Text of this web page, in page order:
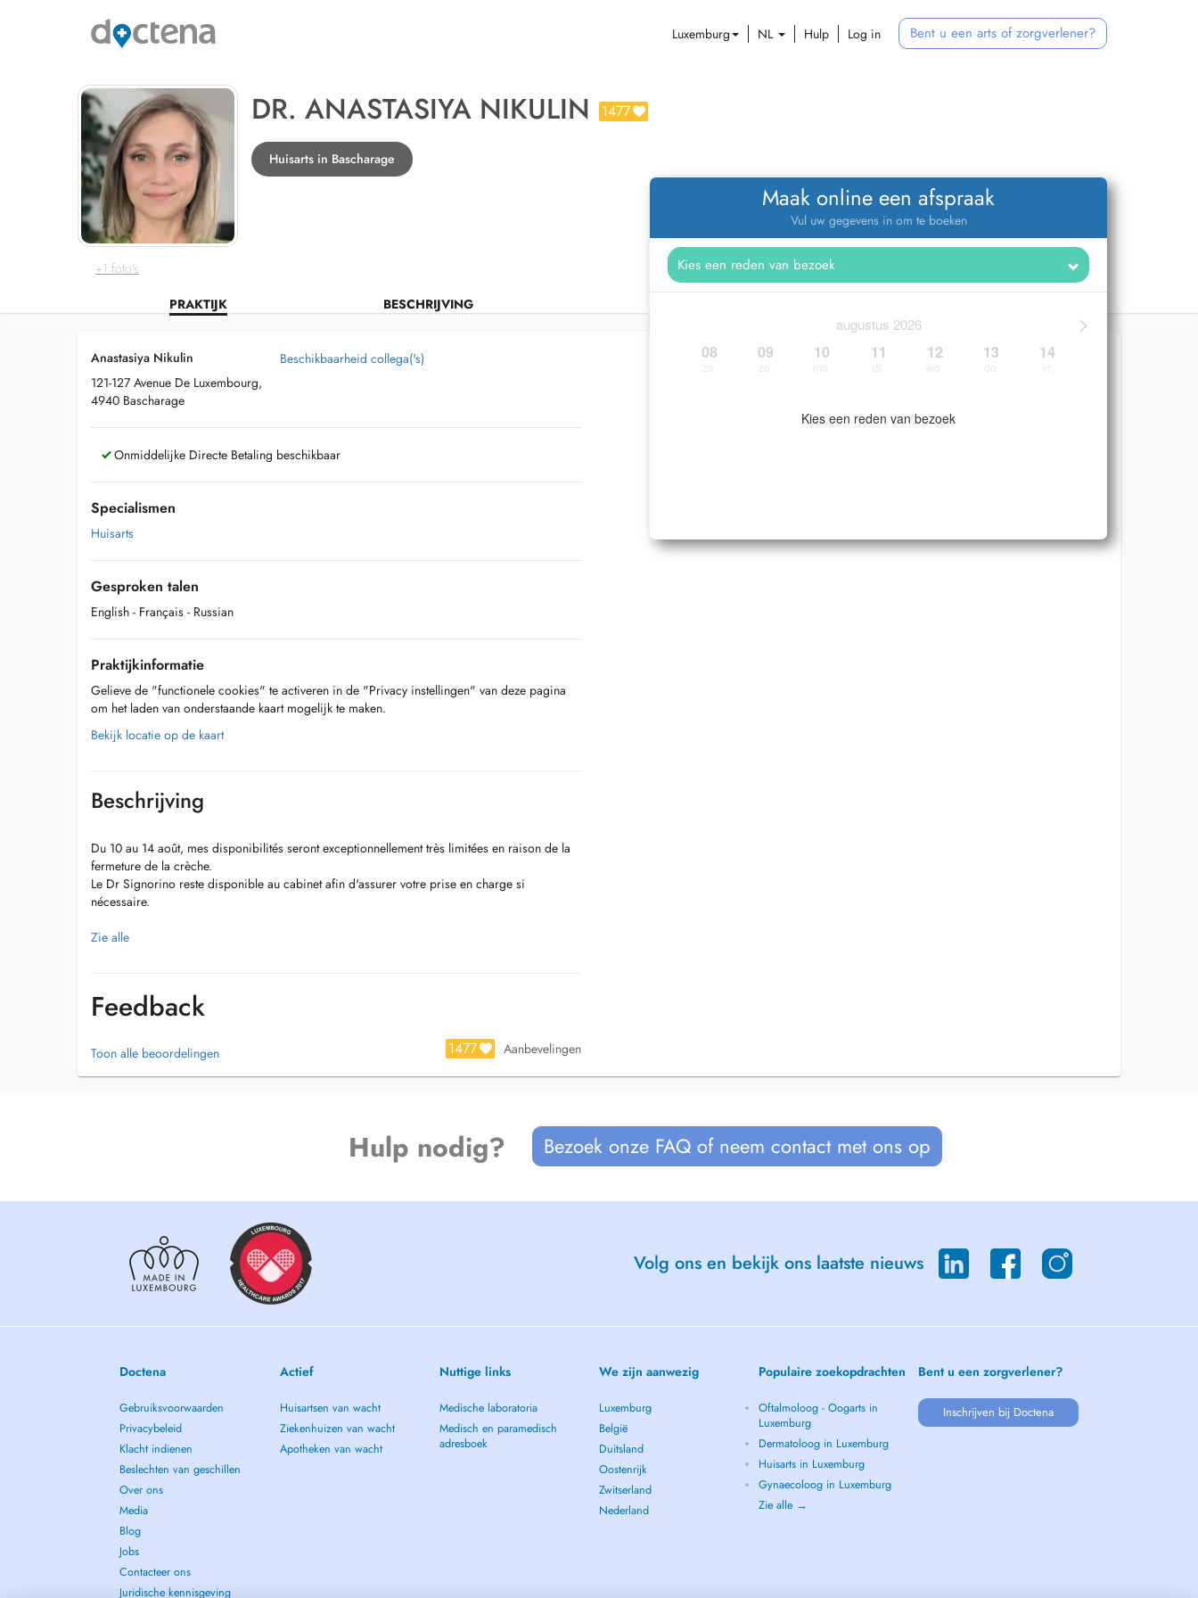
Luxemburg NL Hulp Log in Bent u een arts of zorgverlener?
+1 foto's
DR. ANASTASIYA NIKULIN 1477
Huisarts in Bascharage
PRAKTIJK BESCHRIJVING
Maak online een afspraak
Vul uw gegevens in om te boeken
>
augustus 2026
08 09 10 11 12 13 14
Kies een reden van bezoek
Anastasiya Nikulin
121-127 Avenue De Luxembourg,
4940 Bascharage
Beschikbaarheid collega('s)
Onmiddelijke Directe Betaling beschikbaar
Specialismen
Huisarts
Gesproken talen
English - Français - Russian
Praktijkinformatie
Gelieve de "functionele cookies" te activeren in de "Privacy instellingen" van deze pagina
om het laden van onderstaande kaart mogelijk te maken.
Bekijk locatie op de kaart
Beschrijving
Du 10 au 14 août, mes disponibilités seront exceptionnellement très limitées en raison de la
fermeture de la crèche.
Le Dr Signorino reste disponible au cabinet afin d'assurer votre prise en charge si
nécessaire.
Des créneaux urgents sont ouverts chaque jour par téléphone, en priorité pour les patients
déjà suivis au cabinet.
Le Dr Gelo Signorino Jordan est également disponible dans notre cabinet.
Merci pour votre compréhension et votre confiance.
Zie alle
Feedback
Toon alle beoordelingen 1477 Aanbevelingen
Hulp nodig? Bezoek onze FAQ of neem contact met ons op
Volg ons en bekijk ons laatste nieuws
Doctena
Gebruiksvoorwaarden
Privacybeleid
Klacht indienen
Beslechten van geschillen
Over ons
Media
Blog
Jobs
Contacteer ons
Juridische kennisgeving
Actief
Huisartsen van wacht
Ziekenhuizen van wacht
Apotheken van wacht
Nuttige links
Medische laboratoria
Medisch en paramedisch
adresboek
We zijn aanwezig
Luxemburg
België
Duitsland
Oostenrijk
Zwitserland
Nederland
Populaire zoekopdrachten
Oftalmoloog - Oogarts in
Luxemburg
Dermatoloog in Luxemburg
Huisarts in Luxemburg
Gynaecoloog in Luxemburg
Zie alle →
Bent u een zorgverlener?
Inschrijven bij Doctena